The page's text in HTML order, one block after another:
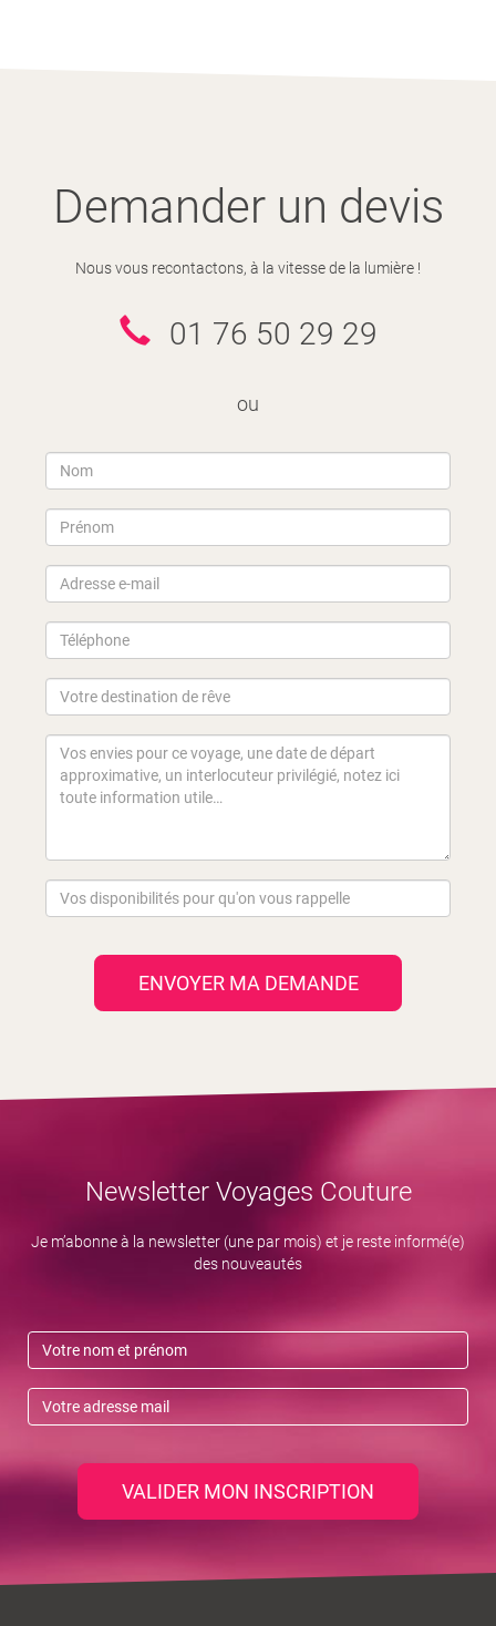
Demander un devis
Nous vous recontactons, à la vitesse de la lumière !
01 76 50 29 29
ou
ENVOYER MA DEMANDE
Newsletter Voyages Couture
Je m’abonne à la newsletter (une par mois) et je reste informé(e)
des nouveautés
VALIDER MON INSCRIPTION